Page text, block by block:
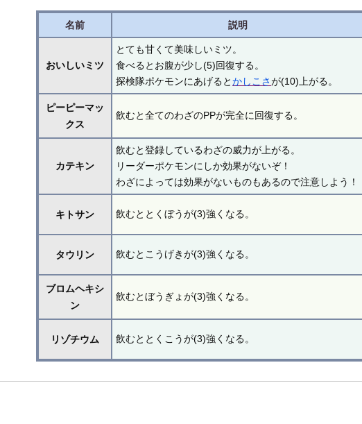
名前 説明
おいしいミツ
とても甘くて美味しいミツ。
食べるとお腹が少し(5)回復する。
探検隊ポケモンにあげるとかしこさが(10)上がる。
ピーピーマッ
クス
飲むと全てのわざのPPが完全に回復する。
カテキン
飲むと登録しているわざの威力が上がる。
リーダーポケモンにしか効果がないぞ！
わざによっては効果がないものもあるので注意しよう！
キトサン 飲むととくぼうが(3)強くなる。
タウリン 飲むとこうげきが(3)強くなる。
ブロムヘキシ
ン
飲むとぼうぎょが(3)強くなる。
リゾチウム 飲むととくこうが(3)強くなる。